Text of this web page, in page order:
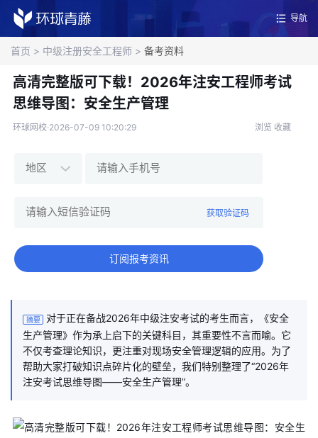
导航
首页 > 中级注册安全工程师 > 备考资料
高清完整版可下载！2026年注安工程师考试
思维导图：安全生产管理
环球网校·2026-07-09 10:20:29 浏览 收藏
获取验证码
订阅报考资讯
摘要
对于正在备战2026年中级注安考试的考生而言，《安全
生产管理》作为承上启下的关键科目，其重要性不言而喻。它
不仅考查理论知识，更注重对现场安全管理逻辑的应用。为了
帮助大家打破知识点碎片化的壁垒，我们特别整理了“2026年
注安考试思维导图——安全生产管理”。